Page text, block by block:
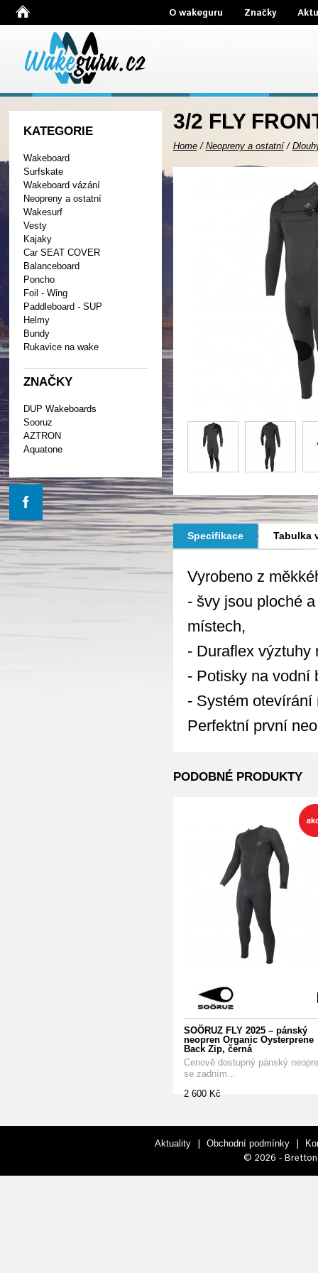
O wakeguru Značky
KATEGORIE
Wakeboard
Surfskate
Wakeboard vázání
Neopreny a ostatní
Wakesurf
Vesty
Kajaky
Car SEAT COVER
Balanceboard
Poncho
Foil - Wing
Paddleboard - SUP
Helmy
Bundy
Rukavice na wake
ZNAČKY
DUP Wakeboards
Sooruz
AZTRON
Aquatone
3/2 FLY
Home/ Neopreny a ostatní/
Specifikace Tabulka
Vyrobeno z
- švy jsou ploché
místech,
- Duraflex výztuhy
- Potisky na vodní
- Systém otevírání
Perfektní první
PODOBNÉ PRODUKTY
SOÖRUZ FLY 2025 – pánský
neopren Organic Oysterprene
Back Zip, černá
Cenově dostupný pánský
se zadním...
2 600 Kč
Aktuality | Obchodní podmínky |
© 2026 - Bretton